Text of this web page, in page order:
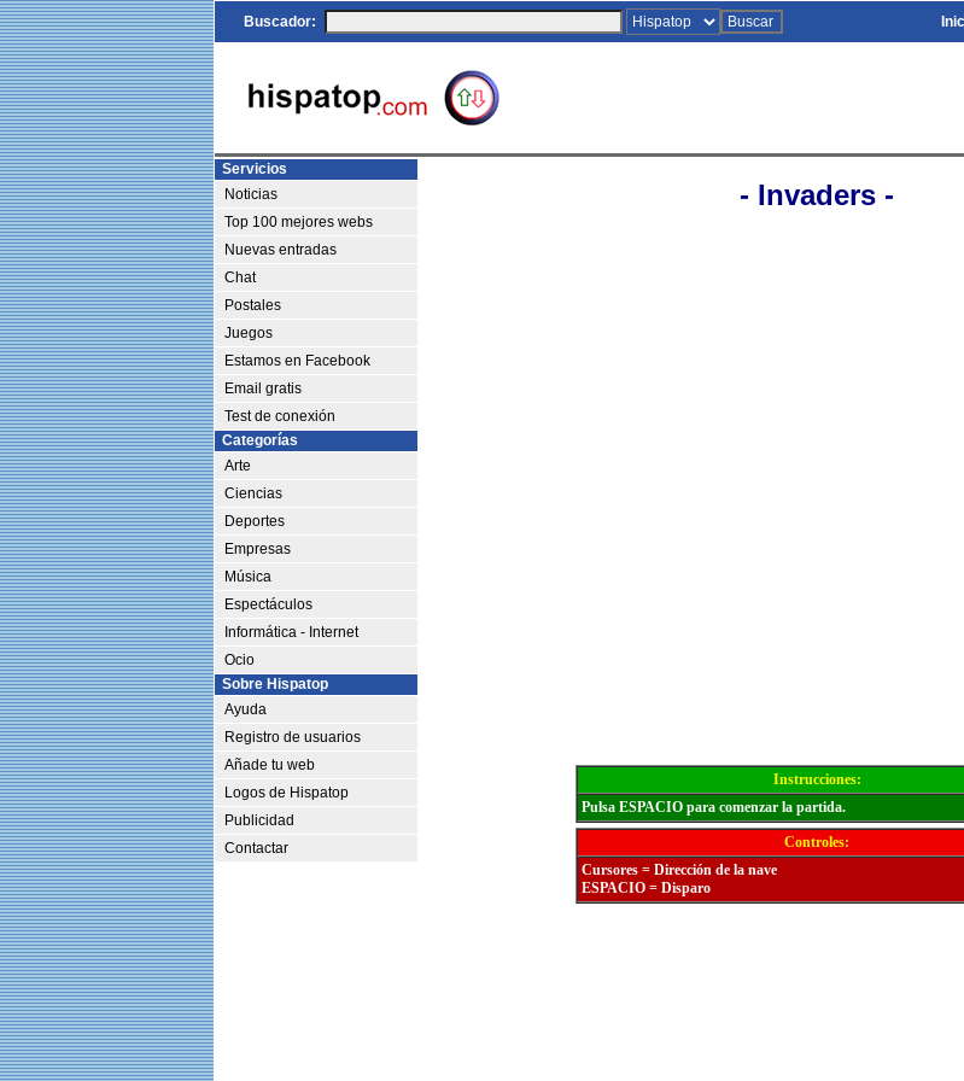
Buscador:
Servicios
Noticias
Top 100 mejores webs
Nuevas entradas
Chat
Postales
Juegos
Estamos en Facebook
Email gratis
Test de conexión
Categorías
Arte
Ciencias
Deportes
Empresas
Música
Espectáculos
Informática - Internet
Ocio
Sobre Hispatop
Ayuda
Registro de usuarios
Añade tu web
Logos de Hispatop
Publicidad
Contactar
- Invaders -
Instrucciones:
Pulsa ESPACIO para comenzar la partida.
Controles:
Cursores = Dirección de la nave
ESPACIO = Disparo